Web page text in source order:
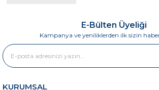
E-Bülten Üyeliği
Kampanya ve yeniliklerden ilk sizin
KURUMSAL